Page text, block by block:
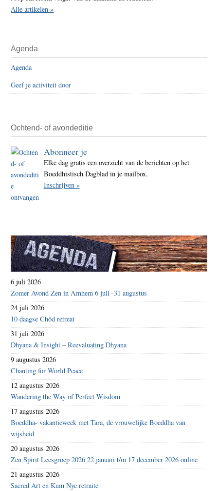
Alle artikelen »
Agenda
Agenda
Geef je activiteit door
Ochtend- of avondeditie
Abonneer je
Elke dag gratis een overzicht van de berichten op het
Boeddhistisch Dagblad in je mailbox.
Inschrijven »
6 juli 2026
Zomer Avond Zen in Arnhem 6 juli -31 augustus
24 juli 2026
10 daagse Chöd retreat
31 juli 2026
Dhyana & Insight – Reevaluating Dhyana
9 augustus 2026
Chanting for World Peace
12 augustus 2026
Wandering the Way of Perfect Wisdom
17 augustus 2026
Boeddha- vakantieweek met Tara, de vrouwelijke Boeddha van
wijsheid
20 augustus 2026
Zen Spirit Leesgroep 2026 22 januari t/m 17 december 2026 online
21 augustus 2026
Sacred Art en Kum Nye retraite